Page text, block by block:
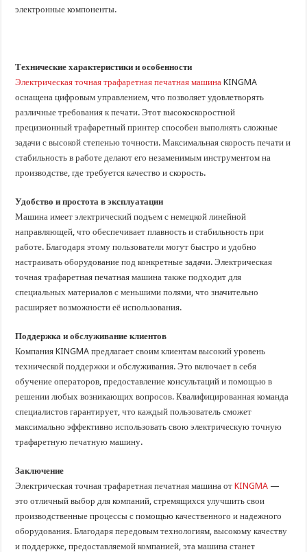
электронные компоненты.
Технические характеристики и особенности
Электрическая точная трафаретная печатная машина KINGMA
оснащена цифровым управлением, что позволяет удовлетворять
различные требования к печати. Этот высокоскоростной
прецизионный трафаретный принтер способен выполнять сложные
задачи с высокой степенью точности. Максимальная скорость печати и
стабильность в работе делают его незаменимым инструментом на
производстве, где требуется качество и скорость.
Удобство и простота в эксплуатации
Машина имеет электрический подъем с немецкой линейной
направляющей, что обеспечивает плавность и стабильность при
работе. Благодаря этому пользователи могут быстро и удобно
настраивать оборудование под конкретные задачи. Электрическая
точная трафаретная печатная машина также подходит для
специальных материалов с меньшими полями, что значительно
расширяет возможности её использования.
Поддержка и обслуживание клиентов
Компания KINGMA предлагает своим клиентам высокий уровень
технической поддержки и обслуживания. Это включает в себя
обучение операторов, предоставление консультаций и помощью в
решении любых возникающих вопросов. Квалифицированная команда
специалистов гарантирует, что каждый пользователь сможет
максимально эффективно использовать свою электрическую точную
трафаретную печатную машину.
Заключение
Электрическая точная трафаретная печатная машина отKINGMA —
это отличный выбор для компаний, стремящихся улучшить свои
производственные процессы с помощью качественного и надежного
оборудования. Благодаря передовым технологиям, высокому качеству
и поддержке, предоставляемой компанией, эта машина станет